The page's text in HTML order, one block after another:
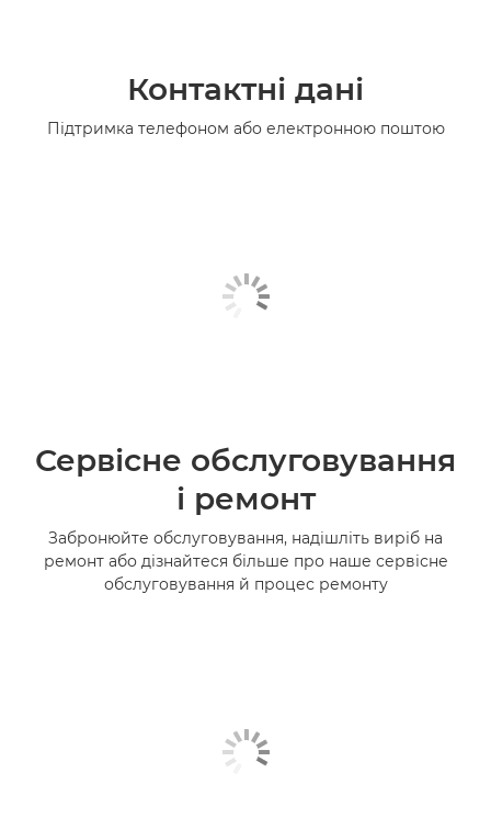
Контактні дані
Підтримка телефоном або електронною поштою
Сервісне обслуговування
і ремонт
Забронюйте обслуговування, надішліть виріб на
ремонт або дізнайтеся більше про наше сервісне
обслуговування й процес ремонту